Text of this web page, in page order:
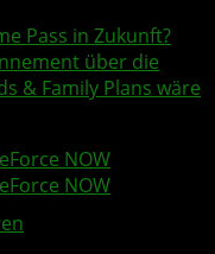
Pass in Zukunft?
über die
& Family Plans wäre